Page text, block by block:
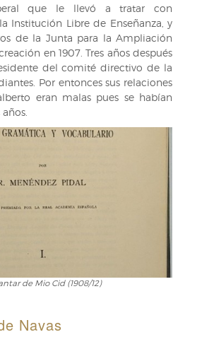
que le llevó a tratar con
Institución Libre de Enseñanza, y
de la Junta para la Ampliación
en 1907. Tres años después
del comité directivo de la
Por entonces sus relaciones
eran malas pues se habían
de Mio Cid (1908/12)
Navas